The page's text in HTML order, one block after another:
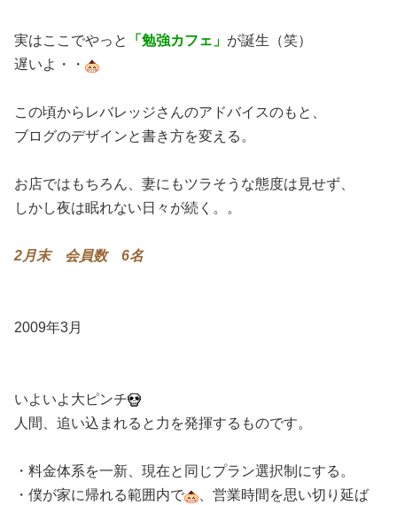
実はここでやっと 「勉強カフェ」 が誕生（笑）
遅いよ・・
この頃からレバレッジさんのアドバイスのもと、
ブログのデザインと書き方を変える。
お店ではもちろん、妻にもツラそうな態度は見せず、
しかし夜は眠れない日々が続く。。
2月末 会員数 6名
2009年3月
いよいよ大ピンチ
人間、追い込まれると力を発揮するものです。
・料金体系を一新、現在と同じプラン選択制にする。
・僕が家に帰れる範囲内で
、営業時間を思い切り延ば